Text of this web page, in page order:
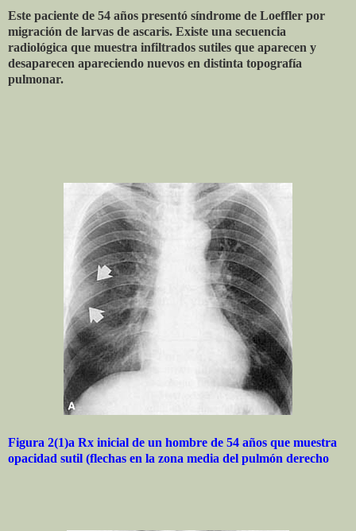
Este paciente de 54 años presentó síndrome de Loeffler por
migración de larvas de ascaris. Existe una secuencia
radiológica que muestra infiltrados sutiles que aparecen y
desaparecen apareciendo nuevos en distinta topografía
pulmonar.
Figura 2(1)a Rx inicial de un hombre de 54 años que muestra
opacidad sutil (flechas en la zona media del pulmón derecho